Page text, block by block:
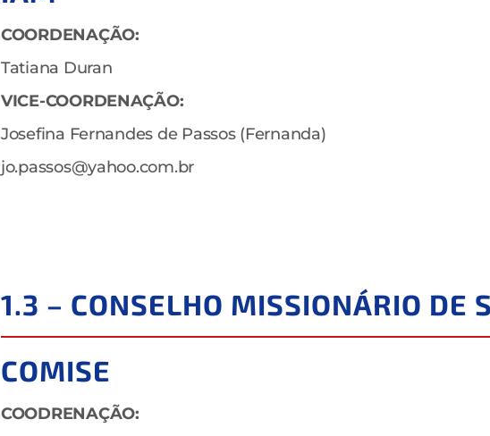
COORDENAÇÃO:
Tatiana Duran
VICE-COORDENAÇÃO:
Josefina Fernandes de Passos (Fernanda)
jo.passos@yahoo.com.br
1.3 – CONSELHO MISSIONÁRIO DE
COMISE
COODRENAÇÃO: